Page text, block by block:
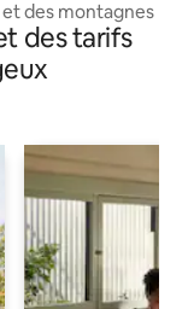
des montagnes
des tarifs